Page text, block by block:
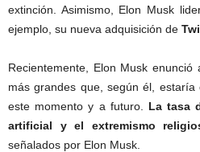
extinción. Asimismo, Elon Musk
ejemplo, su nueva adquisición de
Recientemente, Elon Musk
más grandes que, según él,
este momento y a futuro. La tasa
artificial y el extremismo
señalados por Elon Musk.